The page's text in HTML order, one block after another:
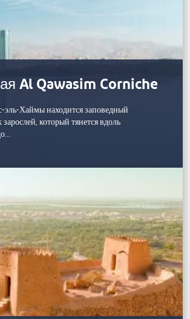
Al Qawasim Corniche
эль-Хаймы находится заповедный
который тянется вдоль